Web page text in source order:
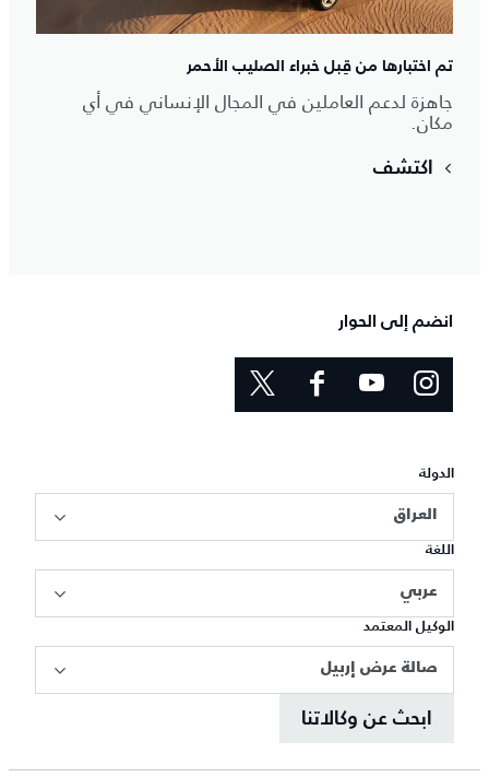
تم اختبارها من قِبل خبراء الصليب الأحمر
جاهزة لدعم العاملين في المجال الإنساني في أي
مكان.
اكتشف
انضم إلى الحوار
الدولة
العراق
اللغة
عربي
الوكيل المعتمد
صالة عرض إربيل
ابحث عن وكالاتنا